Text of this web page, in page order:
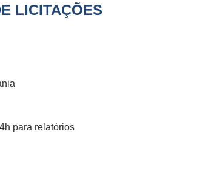
LICITAÇÕES
para relatórios